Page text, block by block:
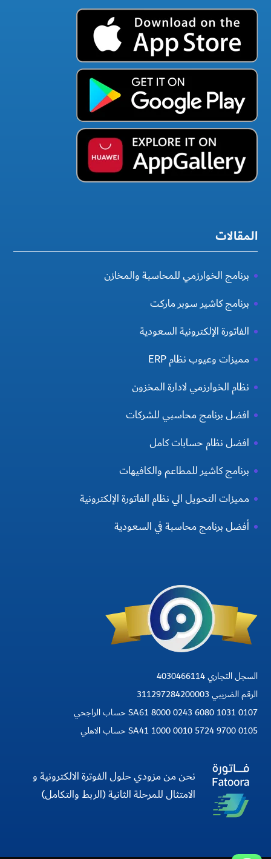
المقالات
برنامج الخوارزمي للمحاسبة والمخازن
برنامج كاشير سوبر ماركت
الفاتورة الإلكترونية السعودية
مميزات وعيوب نظام ERP
نظام الخوارزمي لادارة المخزون
افضل برنامج محاسبي للشركات
افضل نظام حسابات كامل
برنامج كاشير للمطاعم والكافيهات
مميزات التحويل الي نظام الفاتورة الإلكترونية
أفضل برنامج محاسبة في السعودية
السجل التجاري 4030466114
الرقم الضريبي 311297284200003
SA61 8000 0243 6080 1031 0107 حساب الراجحي
SA41 1000 0010 5724 9700 0105 حساب الاهلي
نحن من مزودي حلول الفوترة الالكترونية و
الامتثال للمرحلة الثانية (الربط والتكامل)